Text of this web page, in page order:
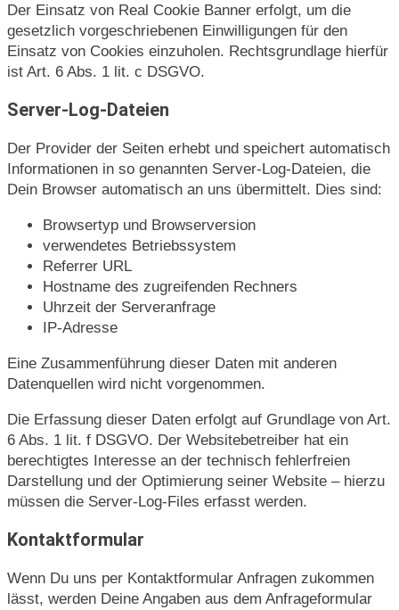
Der Einsatz von Real Cookie Banner erfolgt, um die
gesetzlich vorgeschriebenen Einwilligungen für den
Einsatz von Cookies einzuholen. Rechtsgrundlage hierfür
ist Art. 6 Abs. 1 lit. c DSGVO.
Server-Log-Dateien
Der Provider der Seiten erhebt und speichert automatisch
Informationen in so genannten Server-Log-Dateien, die
Dein Browser automatisch an uns übermittelt. Dies sind:
Browsertyp und Browserversion
verwendetes Betriebssystem
Referrer URL
Hostname des zugreifenden Rechners
Uhrzeit der Serveranfrage
IP-Adresse
Eine Zusammenführung dieser Daten mit anderen
Datenquellen wird nicht vorgenommen.
Die Erfassung dieser Daten erfolgt auf Grundlage von Art.
6 Abs. 1 lit. f DSGVO. Der Websitebetreiber hat ein
berechtigtes Interesse an der technisch fehlerfreien
Darstellung und der Optimierung seiner Website – hierzu
müssen die Server-Log-Files erfasst werden.
Kontaktformular
Wenn Du uns per Kontaktformular Anfragen zukommen
lässt, werden Deine Angaben aus dem Anfrageformular